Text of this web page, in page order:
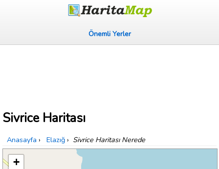
Önemli Yerler
Sivrice Haritası
Anasayfa › Elazığ › Sivrice Haritası Nerede
+